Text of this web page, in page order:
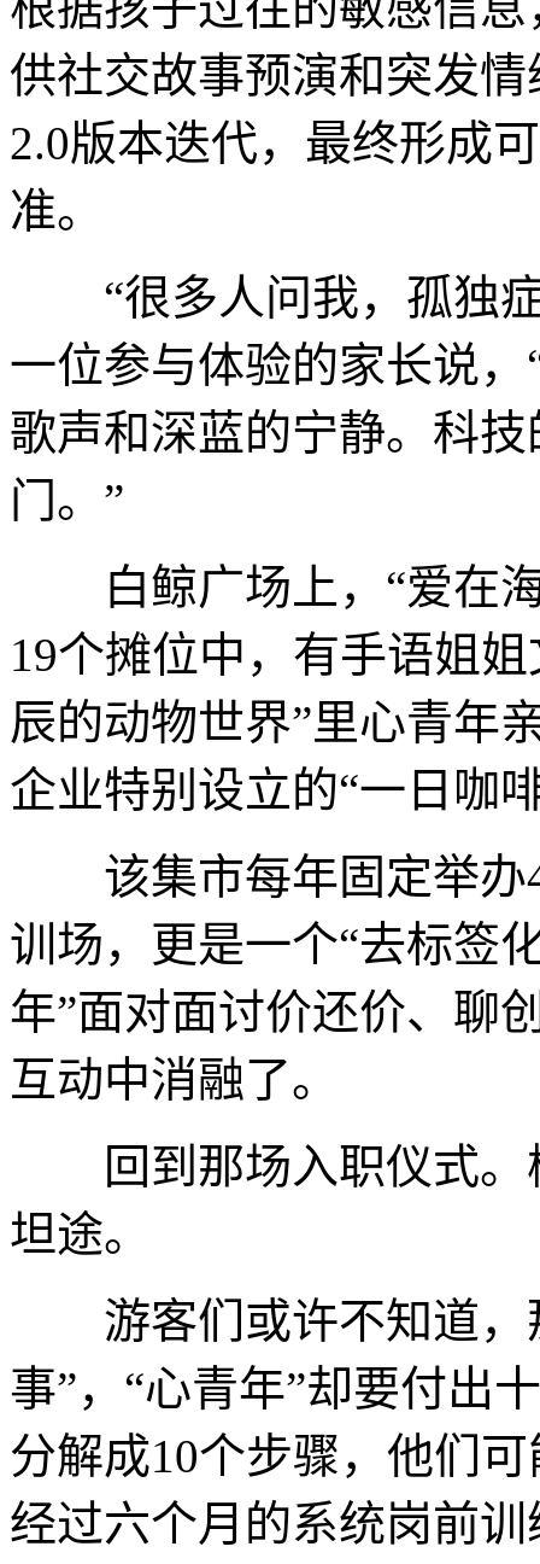
供社交故事预演和突发
2.0版本迭代，最终形成
准。
“很多人问我，孤独症
一位参与体验的家长说
歌声和深蓝的宁静。科
门。”
白鲸广场上，“爱在海
19个摊位中，有手语姐
辰的动物世界”里心青年
企业特别设立的“一日咖
该集市每年固定举办4
训场，更是一个“去标签
年”面对面讨价还价、聊
互动中消融了。
回到那场入职仪式。
坦途。
游客们或许不知道，
事”，“心青年”却要付出
分解成10个步骤，他们
经过六个月的系统岗前